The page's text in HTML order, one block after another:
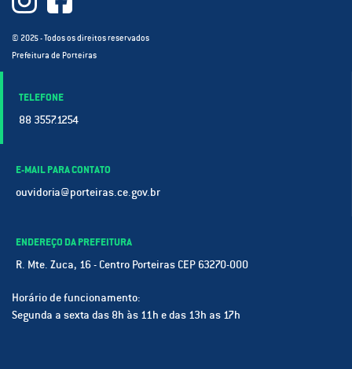
© 2025 - Todos os direitos reservados
Prefeitura de Porteiras
TELEFONE
88 3557.1254
E-MAIL PARA CONTATO
ouvidoria@porteiras.ce.gov.br
ENDEREÇO DA PREFEITURA
R. Mte. Zuca, 16 - Centro Porteiras CEP 63270-000
Horário de funcionamento:
Segunda a sexta das 8h às 11h e das 13h as 17h